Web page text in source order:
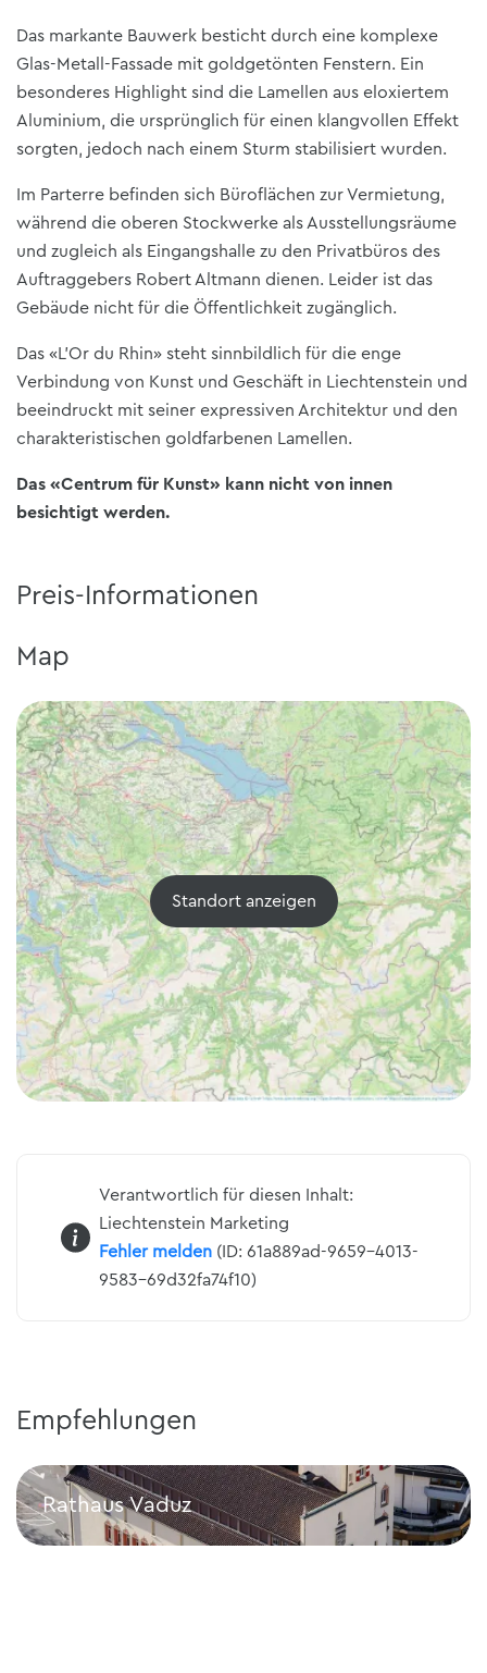
Das markante Bauwerk besticht durch eine komplexe
Glas-Metall-Fassade mit goldgetönten Fenstern. Ein
besonderes Highlight sind die Lamellen aus eloxiertem
Aluminium, die ursprünglich für einen klangvollen Effekt
sorgten, jedoch nach einem Sturm stabilisiert wurden.
Im Parterre befinden sich Büroflächen zur Vermietung,
während die oberen Stockwerke als Ausstellungsräume
und zugleich als Eingangshalle zu den Privatbüros des
Auftraggebers Robert Altmann dienen. Leider ist das
Gebäude nicht für die Öffentlichkeit zugänglich.
Das «L’Or du Rhin» steht sinnbildlich für die enge
Verbindung von Kunst und Geschäft in Liechtenstein und
beeindruckt mit seiner expressiven Architektur und den
charakteristischen goldfarbenen Lamellen.
Das «Centrum für Kunst» kann nicht von innen
besichtigt werden.
Preis-Informationen
Map
Standort anzeigen
Verantwortlich für diesen Inhalt:
Liechtenstein Marketing
Fehler melden (ID: 61a889ad-9659-4013-
9583-69d32fa74f10)
Empfehlungen
Rathaus Vaduz
Rathaus Vaduz